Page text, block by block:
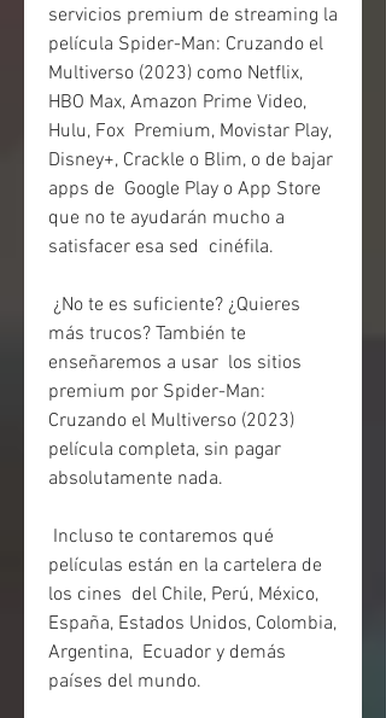
servicios premium de streaming la
película Spider-Man: Cruzando el
Multiverso (2023) como Netflix,
HBO Max, Amazon Prime Video,
Hulu, Fox  Premium, Movistar Play,
Disney+, Crackle o Blim, o de bajar
apps de  Google Play o App Store
que no te ayudarán mucho a
satisfacer esa sed  cinéfila.
más trucos? También te
enseñaremos a usar  los sitios
premium por Spider-Man:
Cruzando el Multiverso (2023)
película completa, sin pagar
absolutamente nada.
películas están en la cartelera de
los cines  del Chile, Perú, México,
España, Estados Unidos, Colombia,
Argentina,  Ecuador y demás
países del mundo.